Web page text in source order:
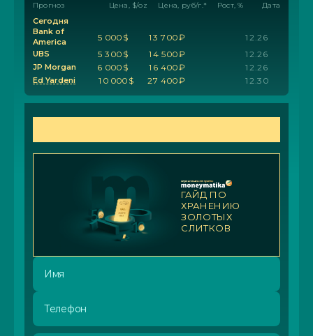
Прогноз Цена, $/oz Цена, руб/г.* Рост, % Дата
Сегодня
Bank of
America
5 000 $ 1 3 7 00₽ 1 2 2 6
UBS 5 3 00 $ 1 4 500₽ 1 2.26
JP Morgan 6 000 $ 1 6 400₽ 1 2.26
Ed Yardeni 1 0 000 $ 27 400₽ 1 2.3 0
ГАЙД ПО
ХРАНЕНИЮ
ЗОЛОТЫХ
СЛИТКОВ